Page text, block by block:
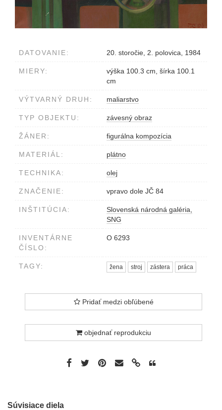
DATOVANIE: 20. storočie, 2. polovica, 1984
MIERY:
výška 100.3 cm, šírka 100.1
cm
VÝTVARNÝ DRUH: maliarstvo
TYP OBJEKTU: závesný obraz
ŽÁNER: figurálna kompozícia
MATERIÁL: plátno
TECHNIKA: olej
ZNAČENIE: vpravo dole JČ 84
INŠTITÚCIA:
Slovenská národná galéria,
SNG
INVENTÁRNE
ČÍSLO:
O 6293
TAGY: žena stroj zástera práca
Pridať medzi obľúbené
objednať reprodukciu
Súvisiace diela